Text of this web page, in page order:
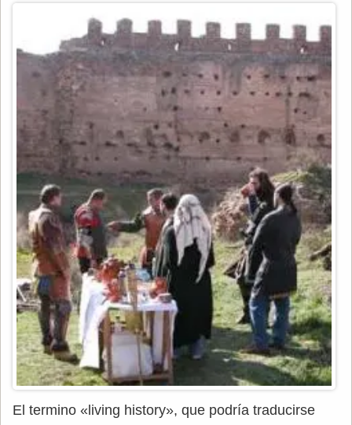
El termino «living history», que podría traducirse